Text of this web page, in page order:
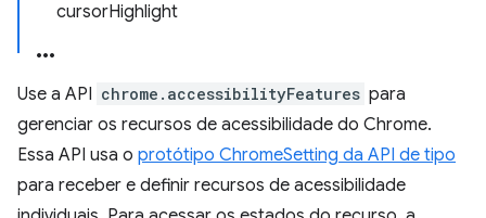
cursorHighlight
Use a API chrome.accessibilityFeatures para
gerenciar os recursos de acessibilidade do Chrome.
Essa API usa o protótipo ChromeSetting da API de tipo
para receber e definir recursos de acessibilidade